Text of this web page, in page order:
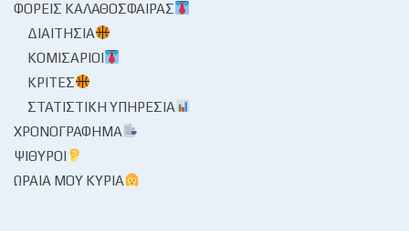
ΦΟΡΕΊΣ ΚΑΛΑΘΌΣΦΑΙΡΑΣ
ΔΙΑΙΤΗΣΊΑ
ΚΟΜΙΣΆΡΙΟΙ
ΚΡΙΤΈΣ
ΣΤΑΤΙΣΤΙΚΉ ΥΠΗΡΕΣΊΑ
ΧΡΟΝΟΓΡΆΦΗΜΑ
ΨΊΘΥΡΟΙ
ΩΡΑΊΑ ΜΟΥ ΚΥΡΊΑ